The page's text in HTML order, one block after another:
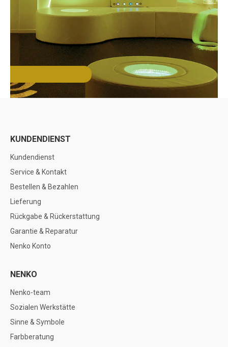
KUNDENDIENST
Kundendienst
Service & Kontakt
Bestellen & Bezahlen
Lieferung
Rückgabe & Rückerstattung
Garantie & Reparatur
Nenko Konto
NENKO
Nenko-team
Sozialen Werkstätte
Sinne & Symbole
Farbberatung